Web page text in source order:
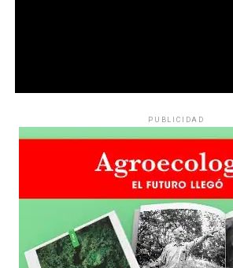
PUBLICIDAD